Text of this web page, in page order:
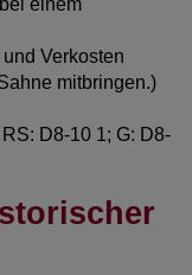
Verkosten
mitbringen.)
D8-10 1; G: D8-